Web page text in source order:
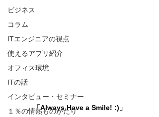
ビジネス
コラム
ITエンジニアの視点
使えるアプリ紹介
オフィス環境
ITの話
インタビュー・セミナー
１％の情熱ものがたり
「Always Have a Smile! :)」